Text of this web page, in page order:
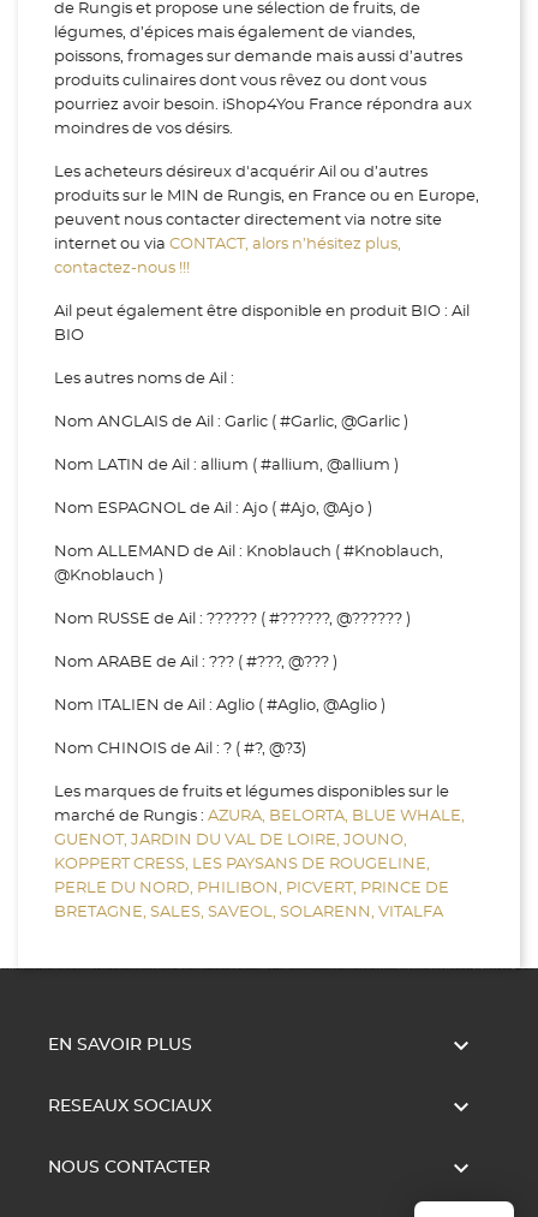
de Rungis et propose une sélection de fruits, de
légumes, d’épices mais également de viandes,
poissons, fromages sur demande mais aussi d’autres
produits culinaires dont vous rêvez ou dont vous
pourriez avoir besoin. iShop4You France répondra aux
moindres de vos désirs.
Les acheteurs désireux d'acquérir Ail ou d’autres
produits sur le MIN de Rungis, en France ou en Europe,
peuvent nous contacter directement via notre site
internet ou via CONTACT, alors n’hésitez plus,
contactez-nous !!!
Ail peut également être disponible en produit BIO : Ail
BIO
Les autres noms de Ail :
Nom ANGLAIS de Ail : Garlic ( #Garlic, @Garlic )
Nom LATIN de Ail : allium ( #allium, @allium )
Nom ESPAGNOL de Ail : Ajo ( #Ajo, @Ajo )
Nom ALLEMAND de Ail : Knoblauch ( #Knoblauch,
@Knoblauch )
Nom RUSSE de Ail : ?????? ( #??????, @?????? )
Nom ARABE de Ail : ??? ( #???, @??? )
Nom ITALIEN de Ail : Aglio ( #Aglio, @Aglio )
Nom CHINOIS de Ail : ? ( #?, @?3)
Les marques de fruits et légumes disponibles sur le
marché de Rungis : AZURA, BELORTA, BLUE WHALE,
GUENOT, JARDIN DU VAL DE LOIRE, JOUNO,
KOPPERT CRESS, LES PAYSANS DE ROUGELINE,
PERLE DU NORD, PHILIBON, PICVERT, PRINCE DE
BRETAGNE, SALES, SAVEOL, SOLARENN, VITALFA
EN SAVOIR PLUS 
RESEAUX SOCIAUX 
NOUS CONTACTER 